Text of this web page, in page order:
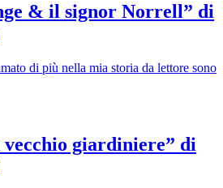
& il signor Norrell” di
di più nella mia storia da lettore sono
giardiniere” di